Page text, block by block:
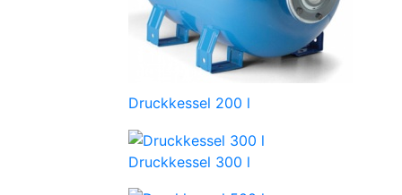
Druckkessel 200 l
Druckkessel 300 l